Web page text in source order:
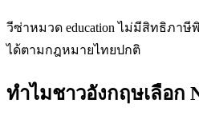
วีซ่าหมวด education ไม่มีสิทธิภา
ได้ตามกฎหมายไทยปกติ
ทำไมชาวอังกฤษเลือก